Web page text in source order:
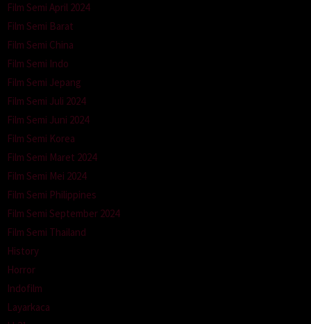
Film Semi April 2024
Film Semi Barat
Film Semi China
Film Semi Indo
Film Semi Jepang
Film Semi Juli 2024
Film Semi Juni 2024
Film Semi Korea
Film Semi Maret 2024
Film Semi Mei 2024
Film Semi Philippines
Film Semi September 2024
Film Semi Thailand
History
Horror
Indofilm
Layarkaca